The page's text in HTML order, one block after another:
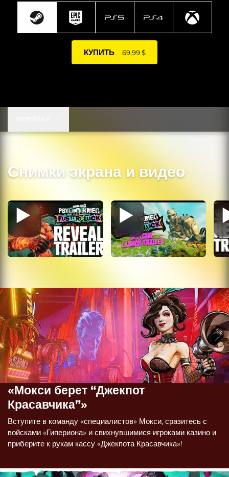
КУПИТЬ 69,99 $
Снимки экрана и видео
«Мокси берет “Джекпот
Красавчика”»
Вступите в команду «специалистов» Мокси, сразитесь с
войсками «Гипериона» и свихнувшимися игроками казино и
приберите к рукам кассу «Джекпота Красавчика»!